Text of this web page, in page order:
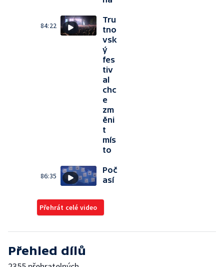
84:22
Tru
tno
vsk
ý
fes
tiv
al
chc
e
zm
ěni
t
mís
to
86:35
Poč
así
Přehrát celé video
Přehled dílů